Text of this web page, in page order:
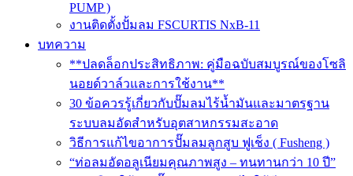
PUMP )
งานติดตั้งปั้มลม FSCURTIS NxB-11
บทความ
**ปลดล็อกประสิทธิภาพ: คู่มือฉบับสมบูรณ์ของโซลิ
นอยด์วาล์วและการใช้งาน**
30 ข้อควรรู้เกี่ยวกับปั๊มลมไร้น้ำมันและมาตรฐาน
ระบบลมอัดสำหรับอุตสาหกรรมสะอาด
วิธีการแก้ไขอาการปั๊มลมลูกสูบ ฟูเช็ง ( Fusheng )
“ท่อลมอัดอลูเนียมคุณภาพสูง – ทนทานกว่า 10 ปี”